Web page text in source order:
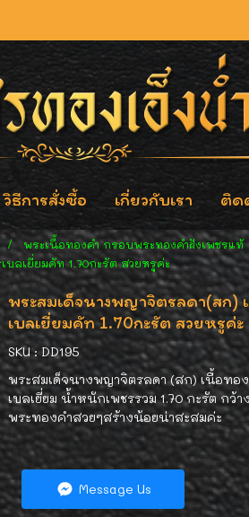
วิธีการสั่งซื้อ เกี่ยวกับเรา ติด
พระเนื้อทองคำ กรอบพระทองคำฝังเพชรแท้
บลเยี่ยมคัท 1.70กะรัต สวยหรูค่ะ
พระสมเด็จนางพญาจิตรลดา(สก)
เบลเยี่ยมคัท 1.70กะรัต สวยหรูค่ะ
SKU : DD195
พระสมเด็จนางพญาจิตรลดา (สก) เนื้อทอ
เบลเยี่ยม น้ำหนักเพชรรวม 1.70 กะรัต ก
พระทองคำสวยๆสร้างน้อยน่าสะสมค่ะ
Message Us